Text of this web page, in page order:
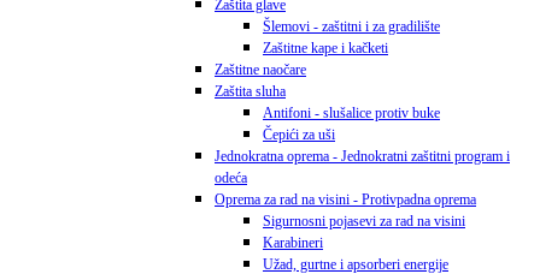
Zaštita glave
Šlemovi - zaštitni i za gradilište
Zaštitne kape i kačketi
Zaštitne naočare
Zaštita sluha
Antifoni - slušalice protiv buke
Čepići za uši
Jednokratna oprema - Jednokratni zaštitni program i
odeća
Oprema za rad na visini - Protivpadna oprema
Sigurnosni pojasevi za rad na visini
Karabineri
Užad, gurtne i apsorberi energije